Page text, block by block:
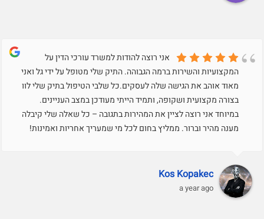
אני רוצה להודות למשרד עורכי הדין על
המקצועיות והשירות ברמה הגבוהה. התיק שלי מטופל על ידי גל ואני
מאוד אוהב את הגישה שלה לעסקים.כל שלבי הטיפול בתיק שלי לוו
בצורה מקצועית ושקופה, ותמיד הייתי מעודכן במצב העניינים.
במיוחד אני רוצה לציין את המהירות בתגובה – כל שאלה שלי קיבלה
מענה מהיר וברור. ממליץ בחום לכל מי שמעריך אחריות ואמינות!
Kos Kopakec
a year ago